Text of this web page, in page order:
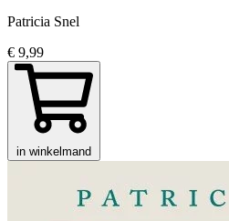
Patricia Snel
€ 9,99
in winkelmand